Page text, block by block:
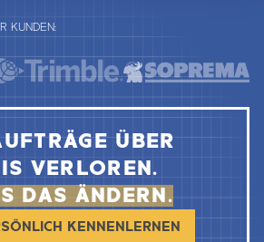
KUNDEN:
ÜBER
VERLOREN.
DAS ÄNDERN.
KENNENLERNEN